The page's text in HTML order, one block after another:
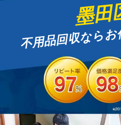
墨田
不用品回収なら